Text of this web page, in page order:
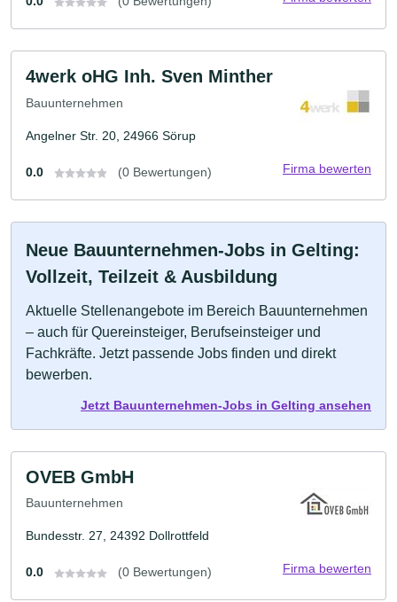
4werk oHG Inh. Sven Minther
Bauunternehmen
Angelner Str. 20, 24966 Sörup
0.0 (0 Bewertungen) Firma bewerten
Neue Bauunternehmen-Jobs in Gelting:
Vollzeit, Teilzeit & Ausbildung
Aktuelle Stellenangebote im Bereich Bauunternehmen
– auch für Quereinsteiger, Berufseinsteiger und
Fachkräfte. Jetzt passende Jobs finden und direkt
bewerben.
Jetzt Bauunternehmen-Jobs in Gelting ansehen
OVEB GmbH
Bauunternehmen
Bundesstr. 27, 24392 Dollrottfeld
0.0 (0 Bewertungen) Firma bewerten